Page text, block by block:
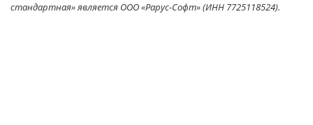
стандартная» является ООО «Рарус-Софт» (ИНН 7725118524).